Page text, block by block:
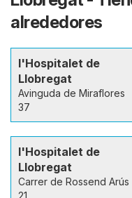
alrededores
l'Hospitalet de
Llobregat
Avinguda de Miraflores
37
l'Hospitalet de
Llobregat
Carrer de Rossend Arús
21